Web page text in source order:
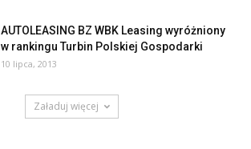
AUTOLEASING BZ WBK Leasing wyróżniony
w rankingu Turbin Polskiej Gospodarki
10 lipca, 2013
Załaduj więcej